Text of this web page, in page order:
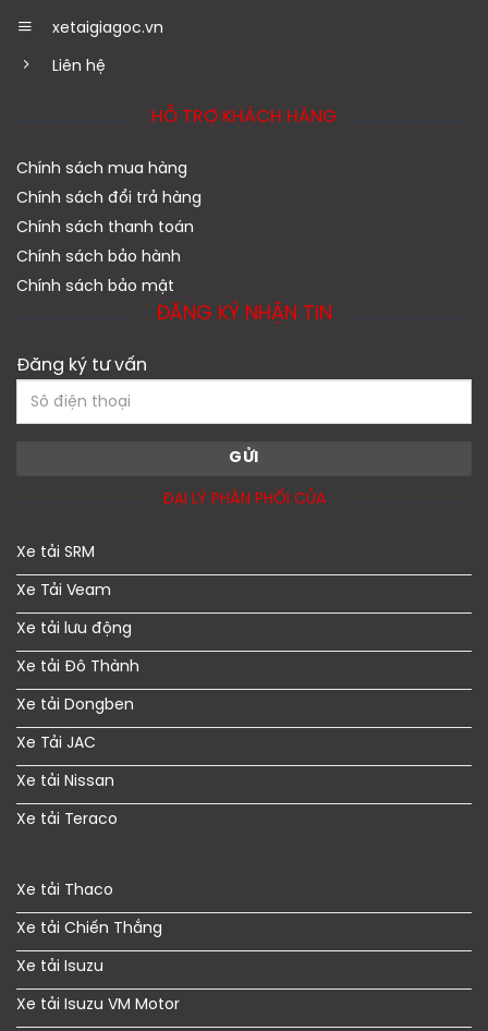
xetaigiagoc.vn
Liên hệ
HỖ TRỢ KHÁCH HÀNG
Chính sách mua hàng
Chính sách đổi trả hàng
Chính sách thanh toán
Chính sách bảo hành
Chính sách bảo mật
ĐĂNG KÝ NHẬN TIN
Đăng ký tư vấn
ĐẠI LÝ PHÂN PHỐI CỦA
Xe tải SRM
Xe Tải Veam
Xe tải lưu động
Xe tải Đô Thành
Xe tải Dongben
Xe Tải JAC
Xe tải Nissan
Xe tải Teraco
Xe tải Thaco
Xe tải Chiến Thắng
Xe tải Isuzu
Xe tải Isuzu VM Motor